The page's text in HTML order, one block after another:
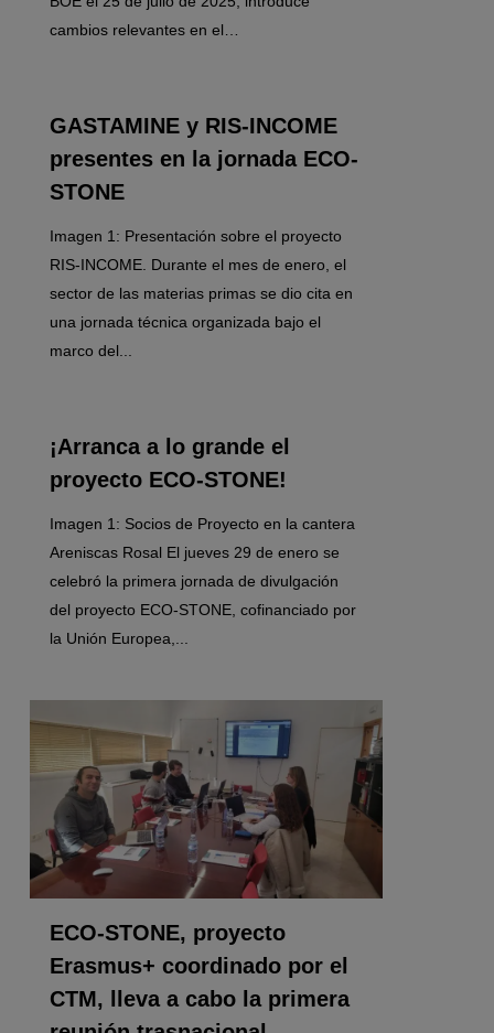
cambios relevantes en el…
GASTAMINE y RIS-INCOME
presentes en la jornada ECO-
STONE
Imagen 1: Presentación sobre el proyecto
RIS-INCOME. Durante el mes de enero, el
sector de las materias primas se dio cita en
una jornada técnica organizada bajo el
marco del...
¡Arranca a lo grande el
proyecto ECO-STONE!
Imagen 1: Socios de Proyecto en la cantera
Areniscas Rosal El jueves 29 de enero se
celebró la primera jornada de divulgación
del proyecto ECO-STONE, cofinanciado por
la Unión Europea,...
ECO-STONE, proyecto
Erasmus+ coordinado por el
CTM, lleva a cabo la primera